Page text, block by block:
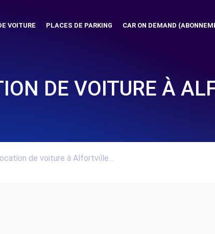
VOITURE PLACES DE PARKING CAR ON DEMAND
DE VOITURE À
de voiture à Alfortville...